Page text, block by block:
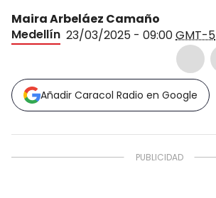
Maira Arbeláez Camaño
Medellín 23/03/2025 - 09:00GMT-5
Añadir Caracol Radio en Google